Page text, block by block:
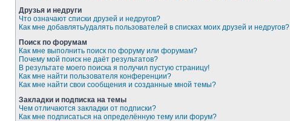
Друзья и недруги
Что означают списки друзей и недругов?
Как мне добавлять/удалять пользователей в списках моих друзей и недругов?
Поиск по форумам
Как мне выполнить поиск по форуму или форумам?
Почему мой поиск не даёт результатов?
В результате моего поиска я получил пустую страницу!
Как мне найти пользователя конференции?
Как мне найти свои сообщения и созданные мной темы?
Закладки и подписка на темы
Чем отличаются закладки от подписки?
Как мне подписаться на определённую тему или форум?